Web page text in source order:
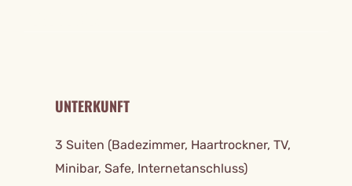
UNTERKUNFT
3 Suiten (Badezimmer, Haartrockner, TV,
Minibar, Safe, Internetanschluss)